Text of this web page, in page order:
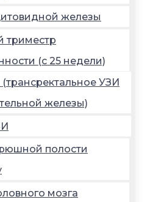
железы
триместр
(с 25 недели)
УЗИ
железы)
полости
мозга